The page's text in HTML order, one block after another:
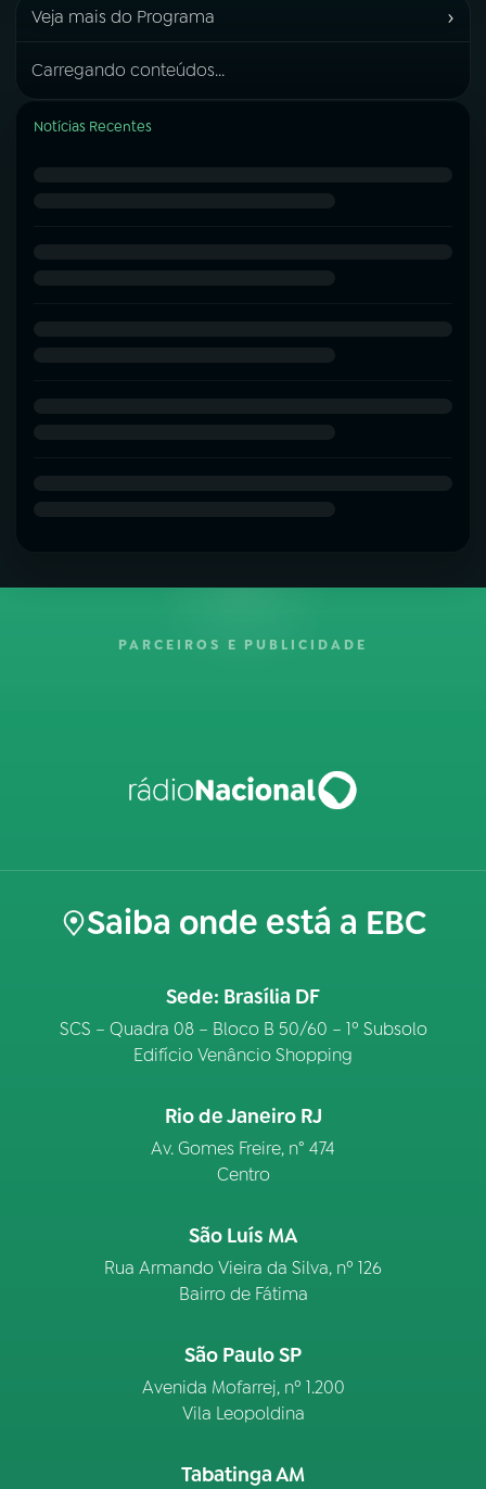
Veja mais do Programa ›
Carregando conteúdos...
Notícias Recentes
PARCEIROS E PUBLICIDADE
Saiba onde está a EBC
Sede: Brasília DF
SCS – Quadra 08 – Bloco B 50/60 – 1º Subsolo
Edifício Venâncio Shopping
Rio de Janeiro RJ
Av. Gomes Freire, n° 474
Centro
São Luís MA
Rua Armando Vieira da Silva, nº 126
Bairro de Fátima
São Paulo SP
Avenida Mofarrej, nº 1.200
Vila Leopoldina
Tabatinga AM